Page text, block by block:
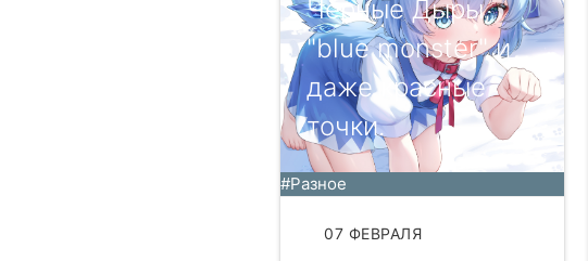
Чёрные Дыры,
"blue monster" и
даже красные
точки.
#Разное
07 ФЕВРАЛЯ